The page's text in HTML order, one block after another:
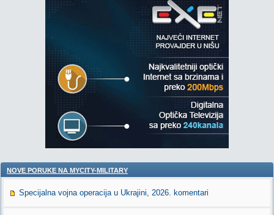
NOVE PORUKE NA MYCITY-MILITARY
Specijalna vojna operacija u Ukrajini, 2026. komentari